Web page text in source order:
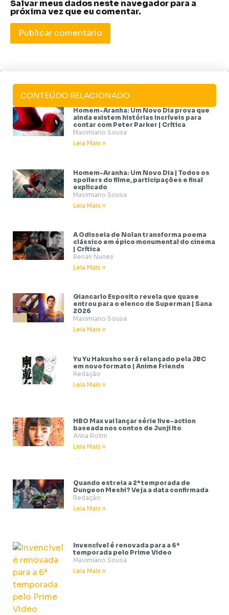
Salvar meus dados neste navegador para a
próxima vez que eu comentar.
CONTEÚDO RELACIONADO
Homem-Aranha: Um Novo Dia prova que
ainda existem histórias incríveis para
contar com Peter Parker | Crítica
Maximiano Sousa
Leia Mais »
Homem-Aranha: Um Novo Dia | Todos os
spoilers do filme, participações e final
explicado
Maximiano Sousa
Leia Mais »
A Odisseia de Nolan transforma poema
clássico em épico monumental do cinema
| Crítica
Renan Nunes
Leia Mais »
Giancarlo Esposito revela que quase
entrou para o elenco de Superman | Sana
2026
Maximiano Sousa
Leia Mais »
Yu Yu Hakusho será relançado pela JBC
em novo formato | Anime Friends
Redação
Leia Mais »
HBO Max vai lançar série live-action
baseada nos contos de Junji Ito
Anna Rolim
Leia Mais »
Quando estreia a 2ª temporada de
Dungeon Meshi? Veja a data confirmada
Redação
Leia Mais »
Invencível é renovada para a 6ª
temporada pelo Prime Video
Maximiano Sousa
Leia Mais »